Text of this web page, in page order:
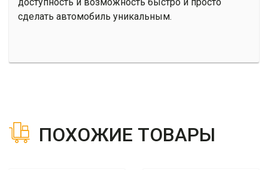
сделать автомобиль уникальным.
ПОХОЖИЕ ТОВАРЫ